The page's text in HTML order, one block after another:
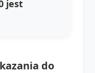
jest
do